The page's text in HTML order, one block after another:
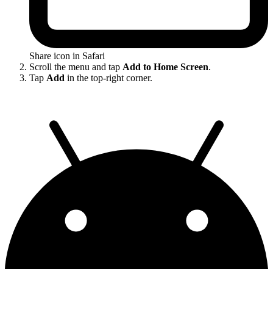
Share icon in Safari
Scroll the menu and tap Add to Home Screen.
Tap Add in the top-right corner.